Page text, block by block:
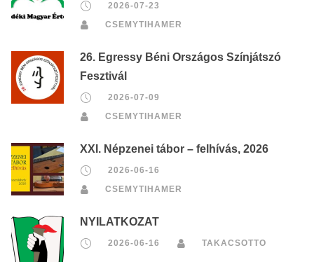
2026-07-23
CSEMYTIHAMER
26. Egressy Béni Országos Színjátszó
Fesztivál
2026-07-09
CSEMYTIHAMER
XXI. Népzenei tábor – felhívás, 2026
2026-06-16
CSEMYTIHAMER
NYILATKOZAT
2026-06-16 TAKACSOTTO